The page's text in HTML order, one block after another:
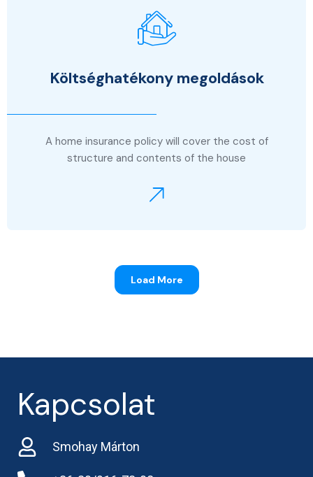
Költséghatékony megoldások
A home insurance policy will cover the cost of
structure and contents of the house
Load More
Kapcsolat
Smohay Márton